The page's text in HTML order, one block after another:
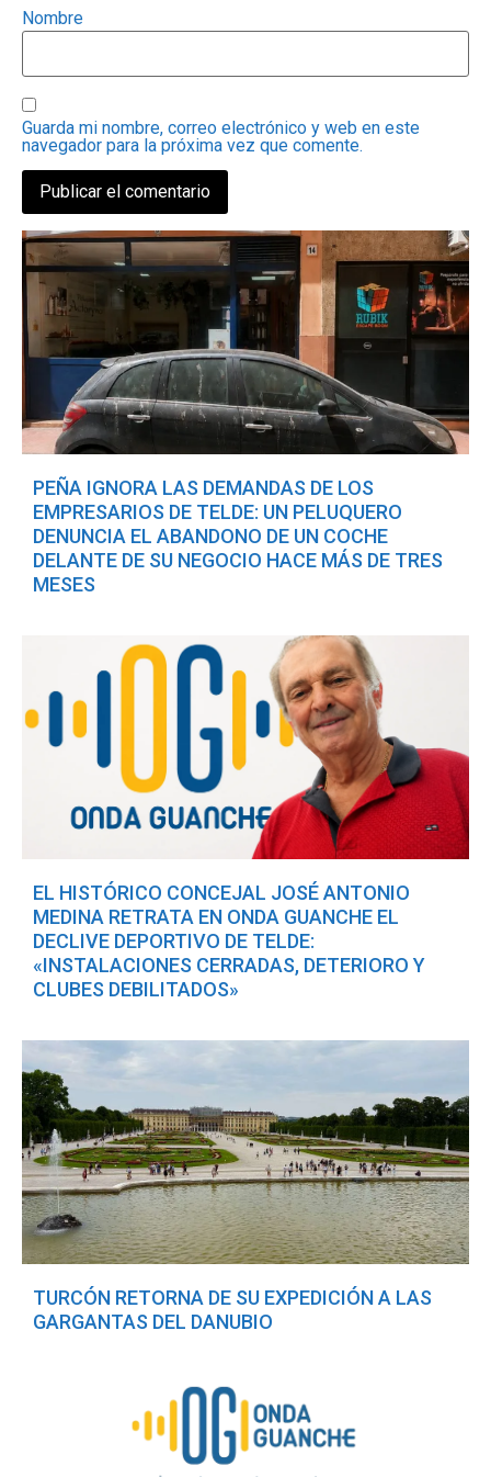
Nombre
Guarda mi nombre, correo electrónico y web en este
navegador para la próxima vez que comente.
PEÑA IGNORA LAS DEMANDAS DE LOS
EMPRESARIOS DE TELDE: UN PELUQUERO
DENUNCIA EL ABANDONO DE UN COCHE
DELANTE DE SU NEGOCIO HACE MÁS DE TRES
MESES
EL HISTÓRICO CONCEJAL JOSÉ ANTONIO
MEDINA RETRATA EN ONDA GUANCHE EL
DECLIVE DEPORTIVO DE TELDE:
«INSTALACIONES CERRADAS, DETERIORO Y
CLUBES DEBILITADOS»
TURCÓN RETORNA DE SU EXPEDICIÓN A LAS
GARGANTAS DEL DANUBIO